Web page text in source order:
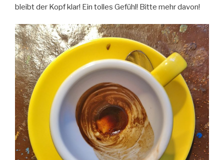
bleibt der Kopf klar! Ein tolles Gefühl! Bitte mehr davon!